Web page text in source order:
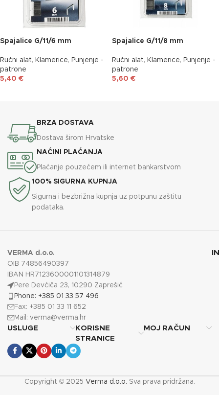
Spajalice G/11/6 mm
Ručni alat, Klamerice, Punjenje -
patrone
5,40 €
Spajalice G/11/8 mm
Ručni alat, Klamerice, Punjenje -
patrone
5,60 €
BRZA DOSTAVA
Dostava širom Hrvatske
NAĆINI PLAĆANJA
Plaćanje pouzećem ili internet bankarstvom
100% SIGURNA KUPNJA
Sigurna i bezbrižna kupnja uz potpunu zaštitu
podataka.
VERMA d.o.o.
OIB 74856490397
IBAN HR7123600001101314879
Pere Devćiča 23, 10290 Zaprešić
Phone: +385 01 33 57 496
Fax: +385 01 33 11 652
Mail: verma@verma.hr
USLUGE
KORISNE
STRANICE
MOJ RAČUN
Copyright © 2025 Verma d.o.o. Sva prava pridržana.